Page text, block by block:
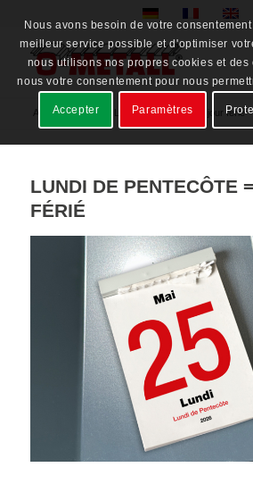
Accueil / News Lundi de Pentecôte = jour férié
LUNDI DE PENTECÔTE
FÉRIÉ
Nous avons besoin de votre
meilleur service possible et d'optimiser
nous utilisons nos propres cookies et
nous votre consentement pour nous
Accepter Paramètres